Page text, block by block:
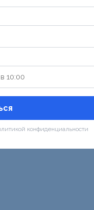
конфиденциальности